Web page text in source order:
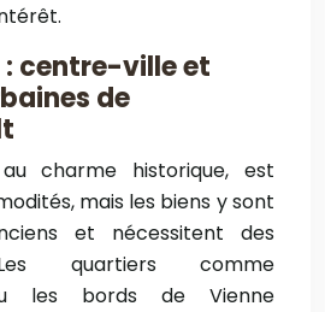
centre-ville et
de
charme historique, est
mais les biens y sont
et nécessitent des
quartiers comme
les bords de Vienne